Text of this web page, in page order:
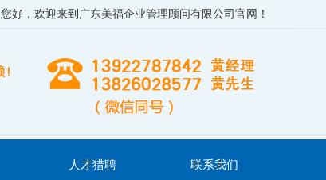
您好，欢迎来到广东美福企业管理顾问有限公司官网！
人才猎聘 联系我们